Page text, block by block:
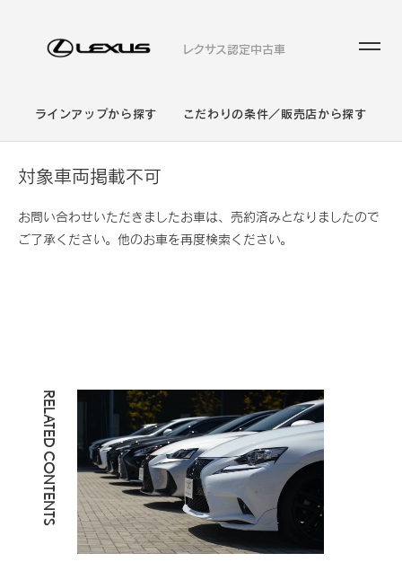
レクサス認定中古車
ラインアップから探す こだわりの条件／販売店から探す
対象車両掲載不可
お問い合わせいただきましたお車は、売約済みとなりましたので
ご了承ください。他のお車を再度検索ください。
RELATED CONTENTS